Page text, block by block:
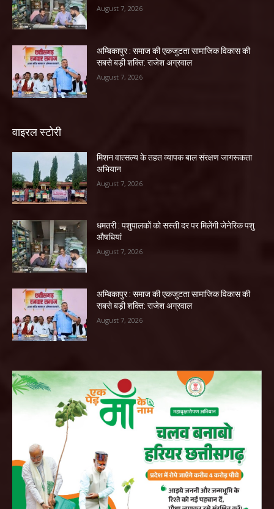
August 7, 2026
अम्बिकापुर : समाज की एकजुटता सामाजिक विकास की
सबसे बड़ी शक्ति: राजेश अग्रवाल
August 7, 2026
वाइरल स्टोरी
मिशन वात्सल्य के तहत व्यापक बाल संरक्षण जागरूकता
अभियान
August 7, 2026
धमतरी : पशुपालकों को सस्ती दर पर मिलेंगी जेनेरिक पशु
औषधियां
August 7, 2026
अम्बिकापुर : समाज की एकजुटता सामाजिक विकास की
सबसे बड़ी शक्ति: राजेश अग्रवाल
August 7, 2026